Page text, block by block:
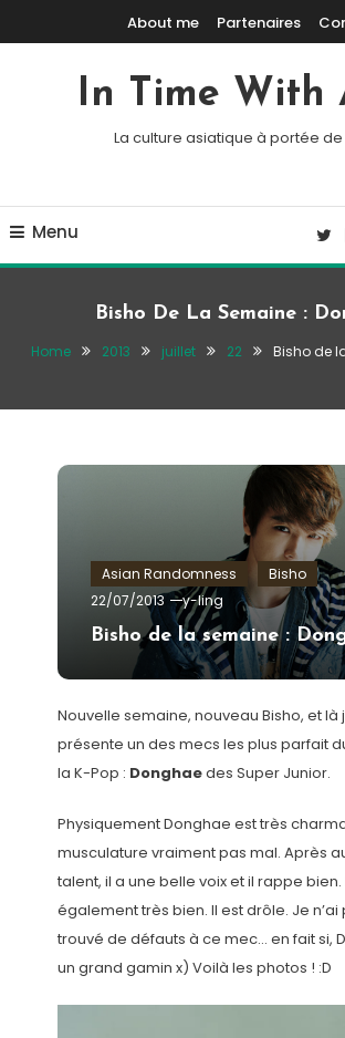
Skip To ContentAbout me Partenaires
In Time With
La culture asiatique à portée
Menu
Bisho De La Semaine :
Home 2013 juillet 22 Bisho de
Asian Randomness
Bisho
22/07/2013
y-ling
Bisho de la semaine :
Nouvelle semaine, nouveau Bisho, et là
présente un des mecs les plus parfait
la K-Pop : Donghaedes Super Junior.
Physiquement Donghae est très
musculature vraiment pas mal. Après
talent, il a une belle voix et il rappe bien.
également très bien. Il est drôle. Je n’ai
trouvé de défauts à ce mec… en fait si,
un grand gamin x) Voilà les photos ! :D